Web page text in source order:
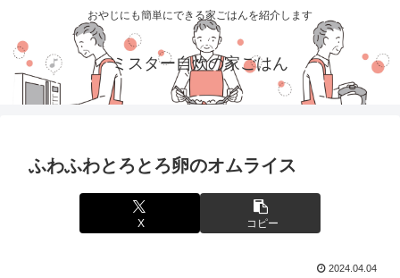
おやじにも簡単にできる家ごはんを紹介します
ミスター自炊の家ごはん
ふわふわとろとろ卵のオムライス
X コピー
2024.04.04